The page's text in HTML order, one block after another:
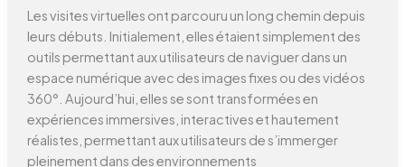
Les visites virtuelles ont parcouru un long chemin depuis
leurs débuts. Initialement, elles étaient simplement des
outils permettant aux utilisateurs de naviguer dans un
espace numérique avec des images fixes ou des vidéos
360°. Aujourd’hui, elles se sont transformées en
expériences immersives, interactives et hautement
réalistes, permettant aux utilisateurs de s’immerger
pleinement dans des environnements